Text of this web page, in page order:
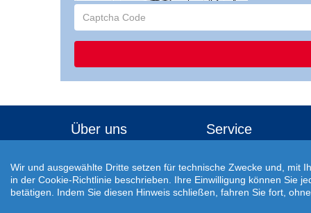
Über uns
Awards
Jobs
Service
Buchungsablauf
Einreisebestimmungen
Wir und ausgewählte Dritte setzen für technische Zwecke und, mit
in der Cookie-Richtlinie beschrieben. Ihre Einwilligung können Sie
betätigen. Indem Sie diesen Hinweis schließen, fahren Sie fort,